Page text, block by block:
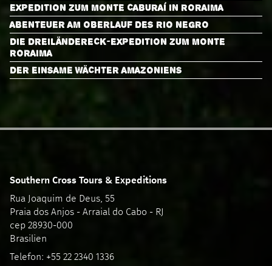
EXPEDITION ZUM MONTE CABURAÍ IN RORAIMA
ABENTEUER AM OBERLAUF DES RIO NEGRO
DIE DREILÄNDERECK-EXPEDITION ZUM MONTE
RORAIMA
DER EINSAME WÄCHTER AMAZONIENS
Southern Cross Tours & Expeditions
Rua Joaquim de Deus, 55
Praia dos Anjos - Arraial do Cabo - RJ
cep 28930-000
Brasilien
Telefon: +55 22 2340 1336